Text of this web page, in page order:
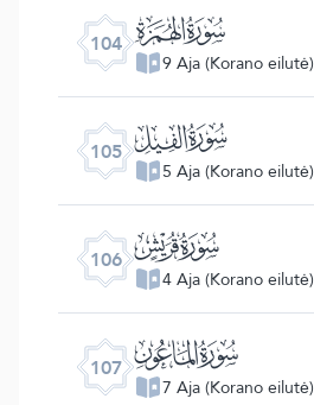
104 ﰕ
9 Aja (Korano eilutė)
105 ﰖ
5 Aja (Korano eilutė)
106 ﰗ
4 Aja (Korano eilutė)
107 ﰘ
7 Aja (Korano eilutė)